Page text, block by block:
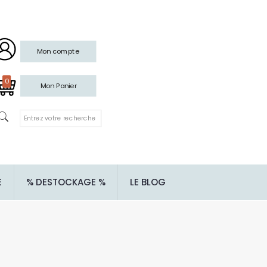
Mon compte
0 Mon Panier
% DESTOCKAGE % LE BLOG